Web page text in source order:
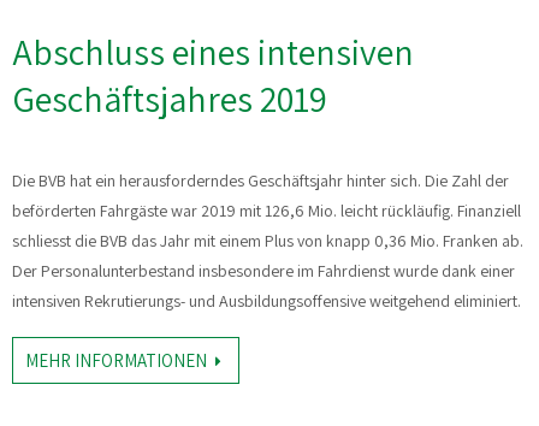
Abschluss eines intensiven
Geschäftsjahres 2019
Die BVB hat ein herausforderndes Geschäftsjahr hinter sich. Die Zahl der
beförderten Fahrgäste war 2019 mit 126,6 Mio. leicht rückläufig. Finanziell
schliesst die BVB das Jahr mit einem Plus von knapp 0,36 Mio. Franken ab.
Der Personalunterbestand insbesondere im Fahrdienst wurde dank einer
intensiven Rekrutierungs- und Ausbildungsoffensive weitgehend eliminiert.
MEHR INFORMATIONEN